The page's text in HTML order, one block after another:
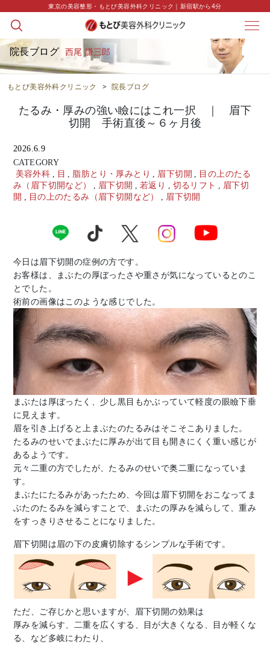
東京の美容整形・もとび美容外科クリニック｜新宿駅から4分
院長ブログ 西尾 謙三郎
もとび美容外科クリニック > 院長ブログ
たるみ・厚みの強い瞼にはこれ一択 ｜ 眉下
切開 手術直後～６ヶ月後
2026.6.9
CATEGORY
美容外科
目 脂肪とり・厚みとり 眉下切開
目の上のたる
み（眉下切開など）
眉下切開 若返り 切るリフト
眉下切
開
目の上のたるみ（眉下切開など） 眉下切開
今日は眉下切開の症例の方です。
お客様は、まぶたの厚ぼったさや重さが気になっているとのこ
とでした。
術前の画像はこのような感じでした。
まぶたは厚ぼったく、少し黒目もかぶっていて軽度の眼瞼下垂
に見えます。
眉を引き上げると上まぶたのたるみはそこそこありました。
たるみのせいでまぶたに厚みが出て目も開きにくく重い感じが
あるようです。
元々二重の方でしたが、たるみのせいで奥二重になっていま
す。
まぶたにたるみがあったため、今回は眉下切開をおこなってま
ぶたのたるみを減らすことで、まぶたの厚みを減らして、重み
をすっきりさせることになりました。
眉下切開は眉の下の皮膚切除するシンプルな手術です。
ただ、ご存じかと思いますが、眉下切開の効果は
厚みを減らす、二重を広くする、目が大きくなる、目が軽くな
る、など多岐にわたり、